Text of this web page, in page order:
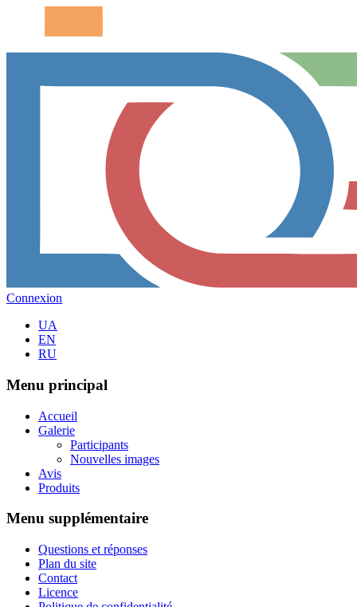
Connexion
UA
EN
RU
Menu principal
Accueil
Galerie
Participants
Nouvelles images
Avis
Produits
Menu supplémentaire
Questions et réponses
Plan du site
Contact
Licence